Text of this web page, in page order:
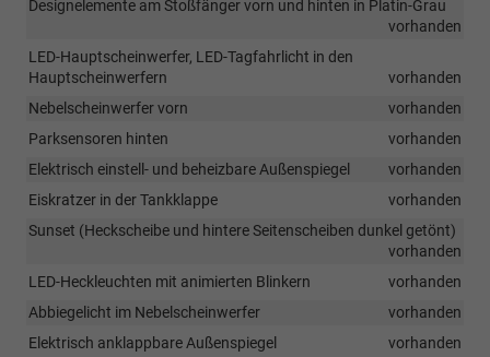
Designelemente am Stoßfänger vorn und hinten in Platin-Grau
vorhanden
LED-Hauptscheinwerfer, LED-Tagfahrlicht in den
Hauptscheinwerfern
vorhanden
Nebelscheinwerfer vorn
vorhanden
Parksensoren hinten
vorhanden
Elektrisch einstell- und beheizbare Außenspiegel
vorhanden
Eiskratzer in der Tankklappe
vorhanden
Sunset (Heckscheibe und hintere Seitenscheiben dunkel getönt)
vorhanden
LED-Heckleuchten mit animierten Blinkern
vorhanden
Abbiegelicht im Nebelscheinwerfer
vorhanden
Elektrisch anklappbare Außenspiegel
vorhanden